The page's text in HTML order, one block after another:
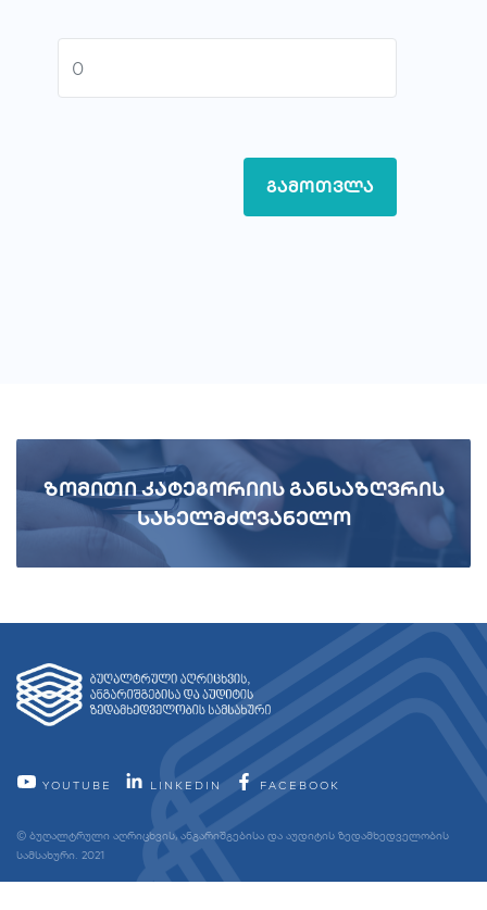
გამოთვლა
ზომითი კატეგორიის განსაზღვრის
სახელმძღვანელო
YOUTUBE LINKEDIN FACEBOOK
© ბუღალტრული აღრიცხვის, ანგარიშგებისა და აუდიტის ზედამხედველობის
სამსახური. 2021